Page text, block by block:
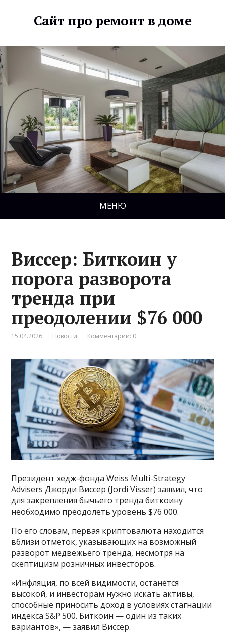
Сайт про ремонт в доме
МЕНЮ
Виссер: Биткоин у
порога разворота
тренда при
преодолении $76 000
15.04.2026 Новости Комментарии: 0
Президент хедж-фонда Weiss Multi-Strategy
Advisers Джорди Виссер (Jordi Visser) заявил, что
для закрепления бычьего тренда биткоину
необходимо преодолеть уровень $76 000.
По его словам, первая криптовалюта находится
вблизи отметок, указывающих на возможный
разворот медвежьего тренда, несмотря на
скептицизм розничных инвесторов.
«Инфляция, по всей видимости, останется
высокой, и инвесторам нужно искать активы,
способные приносить доход в условиях стагнации
индекса S&P 500. Биткоин — один из таких
вариантов», — заявил Виссер.